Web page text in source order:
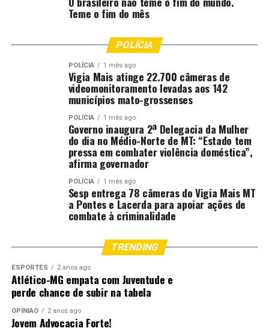
Teme o fim do mês
POLÍCIA
POLÍCIA 1 mês ago
Vigia Mais atinge 22.700 câmeras de
videomonitoramento levadas aos 142
municípios mato-grossenses
POLÍCIA 1 mês ago
Governo inaugura 2ª Delegacia da Mulher
do dia no Médio-Norte de MT: “Estado tem
pressa em combater violência doméstica”,
afirma governador
POLÍCIA 1 mês ago
Sesp entrega 78 câmeras do Vigia Mais MT
a Pontes e Lacerda para apoiar ações de
combate à criminalidade
TRENDING
ESPORTES 2 anos ago
Atlético-MG empata com Juventude e
perde chance de subir na tabela
OPINIÃO 2 anos ago
Jovem Advocacia Forte!